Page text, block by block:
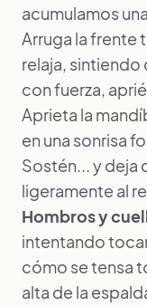
acumulamos
Arruga la frente
relaja, sintiendo
con fuerza,
Aprieta la
en una sonrisa
Sostén... y deja
ligeramente al
Hombros y
intentando
cómo se tensa
alta de la